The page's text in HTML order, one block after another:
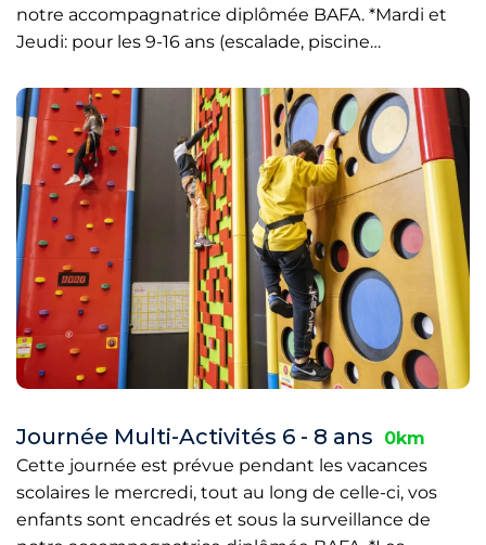
notre accompagnatrice diplômée BAFA. *Mardi et
Jeudi: pour les 9-16 ans (escalade, piscine…
Journée Multi-Activités 6 - 8 ans
0km
Cette journée est prévue pendant les vacances
scolaires le mercredi, tout au long de celle-ci, vos
enfants sont encadrés et sous la surveillance de